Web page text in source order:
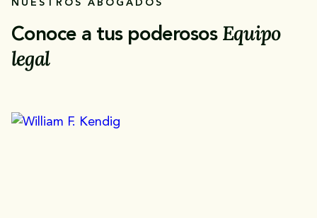
NUESTROS ABOGADOS
Conoce a tus poderosos Equipo
legal